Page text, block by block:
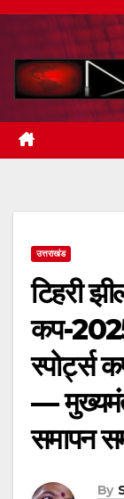
Skip
content
उत्तराखंड
टिहरी
कप-
स्पोर्ट्स
—
समापन
By